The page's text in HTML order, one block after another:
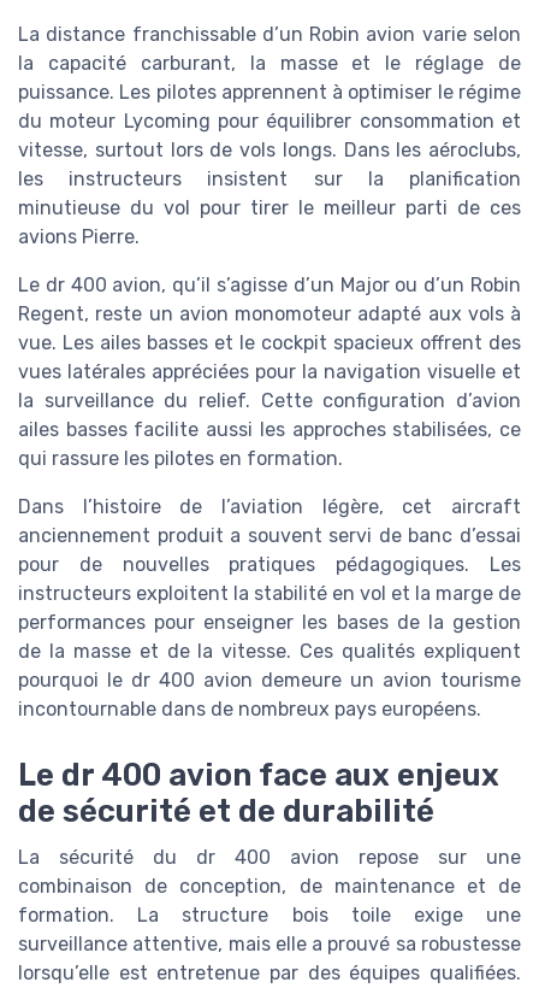
La distance franchissable d’un Robin avion varie selon
la capacité carburant, la masse et le réglage de
puissance. Les pilotes apprennent à optimiser le régime
du moteur Lycoming pour équilibrer consommation et
vitesse, surtout lors de vols longs. Dans les aéroclubs,
les instructeurs insistent sur la planification
minutieuse du vol pour tirer le meilleur parti de ces
avions Pierre.
Le dr 400 avion, qu’il s’agisse d’un Major ou d’un Robin
Regent, reste un avion monomoteur adapté aux vols à
vue. Les ailes basses et le cockpit spacieux offrent des
vues latérales appréciées pour la navigation visuelle et
la surveillance du relief. Cette configuration d’avion
ailes basses facilite aussi les approches stabilisées, ce
qui rassure les pilotes en formation.
Dans l’histoire de l’aviation légère, cet aircraft
anciennement produit a souvent servi de banc d’essai
pour de nouvelles pratiques pédagogiques. Les
instructeurs exploitent la stabilité en vol et la marge de
performances pour enseigner les bases de la gestion
de la masse et de la vitesse. Ces qualités expliquent
pourquoi le dr 400 avion demeure un avion tourisme
incontournable dans de nombreux pays européens.
Le dr 400 avion face aux enjeux
de sécurité et de durabilité
La sécurité du dr 400 avion repose sur une
combinaison de conception, de maintenance et de
formation. La structure bois toile exige une
surveillance attentive, mais elle a prouvé sa robustesse
lorsqu’elle est entretenue par des équipes qualifiées.